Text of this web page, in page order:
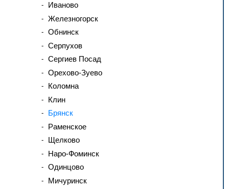
Иваново
Железногорск
Обнинск
Серпухов
Сергиев Посад
Орехово-Зуево
Коломна
Клин
Брянск
Раменское
Щелково
Наро-Фоминск
Одинцово
Мичуринск